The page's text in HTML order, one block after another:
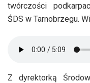
twórczości
ŚDS w Tarnobrzegu.
Z dyrektorką